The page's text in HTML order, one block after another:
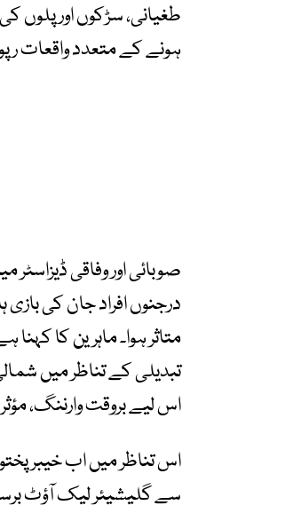
طغیانی، سڑکوں اور پلوں
ہونے کے متعدد واقعات
درجنوں افراد جان کی
متاثر ہوا۔ ماہرین کا
تبدیلی کے تناظر میں
اس لیے بروقت وارننگ،
اس تناظر میں اب خیبر
سے گلیشیئر لیک آؤٹ